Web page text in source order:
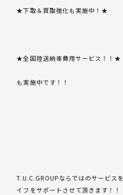
★下取＆買取強化も実施中！★
★全国陸送納車費用サービス！！★
も実施中です！！
T.U.C.GROUPならではのサービス
イフをサポートさせて頂きます！！